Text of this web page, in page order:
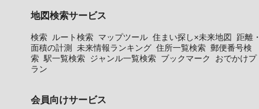
地図検索サービス
検索 ルート検索 マップツール 住まい探し×未来地図
距離・
面積の計測
未来情報ランキング 住所一覧検索 郵便番号検
索 駅一覧検索 ジャンル一覧検索 ブックマーク
おでかけプ
ラン
会員向けサービス